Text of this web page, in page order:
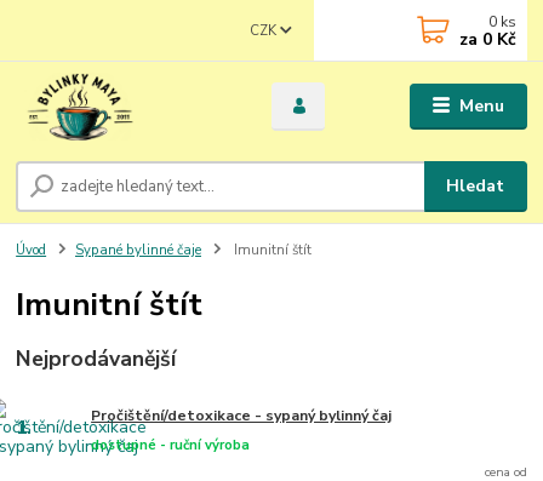
Menu
CZK
Hledat
0 ks
za 0 Kč
Úvod Sypané bylinné čaje Imunitní štít
Imunitní štít
Nejprodávanější
1. Pročištění/detoxikace - sypaný bylinný čaj
dostupné - ruční výroba
cena od